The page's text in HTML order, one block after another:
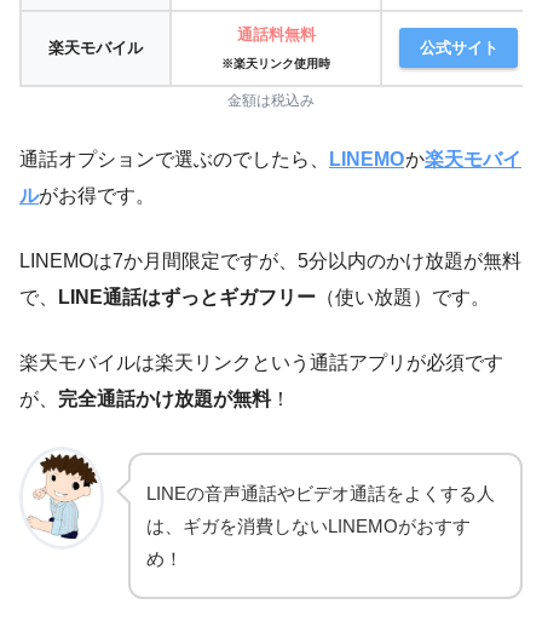
楽天モバイル
通話料無料
※楽天リンク使用時
公式サイト
金額は税込み
通話オプションで選ぶのでしたら、 LINEMOか楽天モバイ
ルがお得です。
LINEMOは7か月間限定ですが、5分以内のかけ放題が無料
で、
LINE通話はずっとギガフリー （使い放題）です。
楽天モバイルは楽天リンクという通話アプリが必須です
が、 完全通話かけ放題が無料！
LINEの音声通話やビデオ通話をよくする人
は、ギガを消費しないLINEMOがおすす
め！